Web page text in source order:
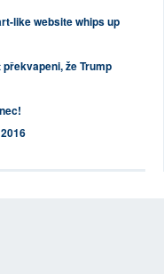
like website whips up
že Trump